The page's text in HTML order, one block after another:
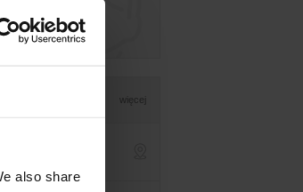
also share
pt, 9:00-17:00
więcej